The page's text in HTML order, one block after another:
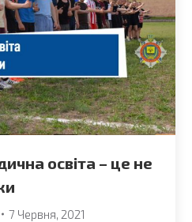
освіта – це не
7 Червня, 2021